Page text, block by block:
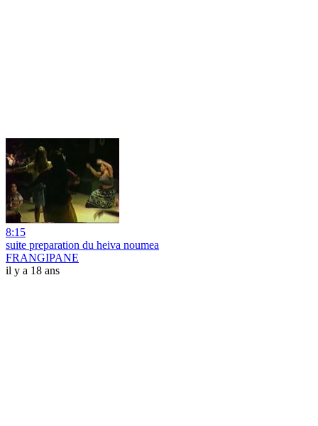
8:15
suite preparation du heiva noumea
FRANGIPANE
il y a 18 ans